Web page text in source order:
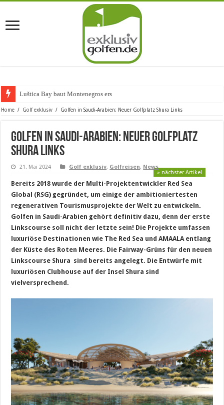
Luštica Bay baut Montenegros erste Golf-Co
Home / Golf exklusiv / Golfen in Saudi-Arabien: Neuer Golfplatz Shura Links
Golfen in Saudi-Arabien: Neuer Golfplatz
Shura Links
21. Mai 2024 Golf exklusiv, Golfreisen, News
» nächster Artikel
Bereits 2018 wurde der Multi-Projektentwickler Red Sea
Global (RSG) gegründet, um einige der ambitioniertesten
regenerativen Tourismusprojekte der Welt zu entwickeln.
Golfen in Saudi-Arabien gehört definitiv dazu, denn der erste
Linkscourse soll nicht der letzte sein! Die Projekte umfassen
luxuriöse Destinationen wie The Red Sea und AMAALA entlang
der Küste des Roten Meeres. Die Fairway-Grüns für den neuen
Linkscourse Shura sind bereits angelegt. Die Entwürfe mit
luxuriösen Clubhouse auf der Insel Shura sind
vielversprechend.